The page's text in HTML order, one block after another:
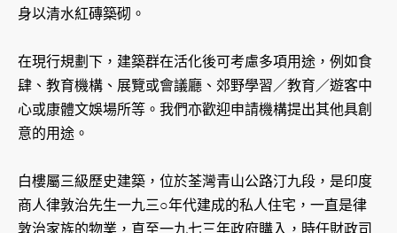
身以清水紅磚築砌。
在現行規劃下，建築群在活化後可考慮多項用途，例如食
肆、教育機構、展覽或會議廳、郊野學習／教育／遊客中
心或康體文娛場所等。我們亦歡迎申請機構提出其他具創
意的用途。
白樓屬三級歷史建築，位於荃灣青山公路汀九段，是印度
商人律敦治先生一九三○年代建成的私人住宅，一直是律
敦治家族的物業，直至一九七三年政府購入，時任財政司